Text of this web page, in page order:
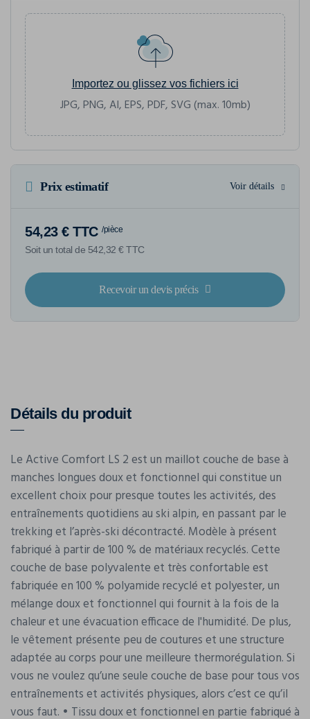
Importez ou glissez vos fichiers ici
JPG, PNG, AI, EPS, PDF, SVG (max. 10mb)
Prix estimatif Voir détails
54,23 € TTC /pièce
Soit un total de 542,32 € TTC
Recevoir un devis précis
Détails du produit
Le Active Comfort LS 2 est un maillot couche de base à
manches longues doux et fonctionnel qui constitue un
excellent choix pour presque toutes les activités, des
entraînements quotidiens au ski alpin, en passant par le
trekking et l’après-ski décontracté. Modèle à présent
fabriqué à partir de 100 % de matériaux recyclés. Cette
couche de base polyvalente et très confortable est
fabriquée en 100 % polyamide recyclé et polyester, un
mélange doux et fonctionnel qui fournit à la fois de la
chaleur et une évacuation efficace de l'humidité. De plus,
le vêtement présente peu de coutures et une structure
adaptée au corps pour une meilleure thermorégulation. Si
vous ne voulez qu’une seule couche de base pour tous vos
entraînements et activités physiques, alors c’est ce qu’il
vous faut. • Tissu doux et fonctionnel en partie fabriqué à